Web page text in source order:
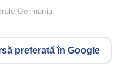
Germania
preferată în Google